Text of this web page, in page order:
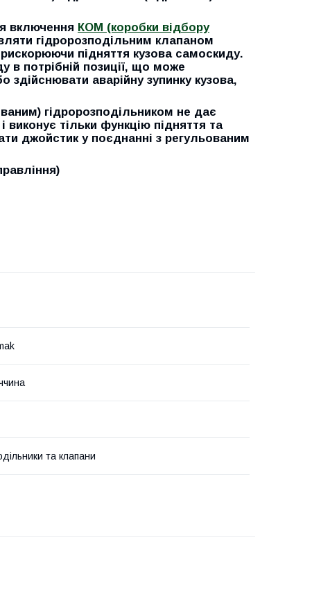
включення КОМ (коробки відбору
гідророзподільним клапаном
підняття кузова самоскиду.
в потрібній позиції, що може
здійснювати аварійну зупинку кузова,
гідророзподільником не дає
виконує тільки функцію підняття та
джойстик у поєднанні з регульованим
та клапани